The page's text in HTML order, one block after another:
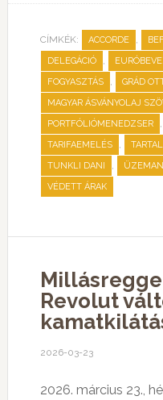
CÍMKÉK: ACCORDE ,
DELEGÁCIÓ ,
FOGYASZTÁS , GRÁD
MAGYAR ÁSVÁNYOLAJ
PORTFÓLIÓMENEDZSER ,
TARIFAEMELÉS ,
TUNKLI DANI ,
VÉDETT ÁRAK
Revolut
2026-03-23
2026. március 23.,